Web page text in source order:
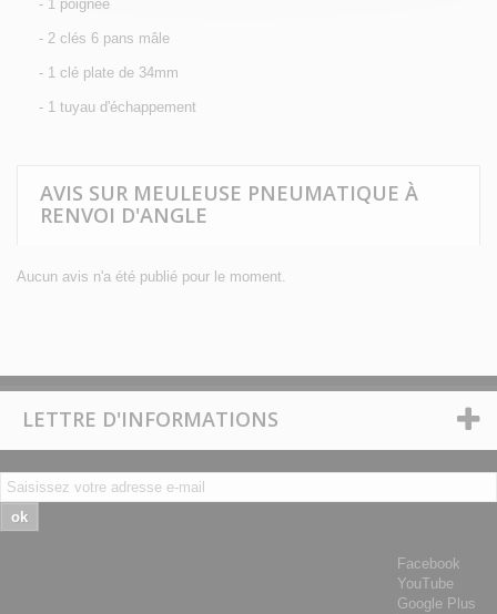
- 1 poignée
- 2 clés 6 pans mâle
- 1 clé plate de 34mm
- 1 tuyau d'échappement
AVIS SUR MEULEUSE PNEUMATIQUE À
RENVOI D'ANGLE
Aucun avis n'a été publié pour le moment.
LETTRE D'INFORMATIONS
ok
Facebook
YouTube
Google Plus